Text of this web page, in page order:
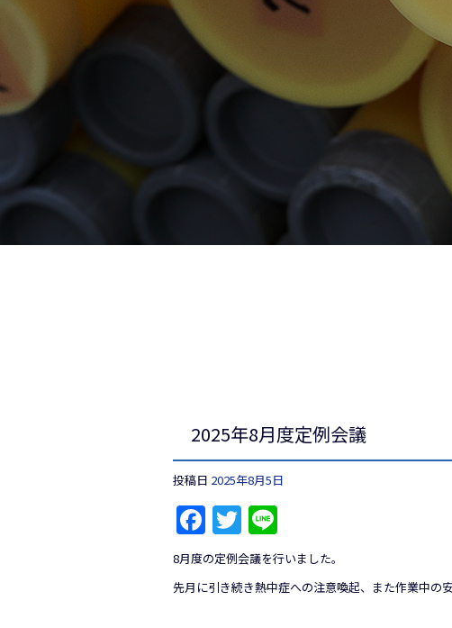
2025年8月度定例会議
投稿日 2025年8月5日
Facebook
Twitter
8月度の定例会議を行いました。
先月に引き続き熱中症への注意喚起、また作業中の